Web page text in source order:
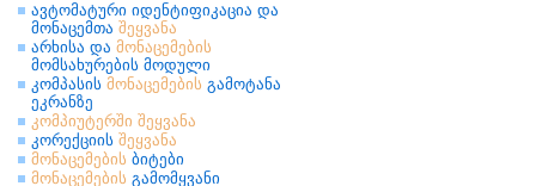
ავტომატური იდენტიფიკაცია და
მონაცემთა შეყვანა
არხისა და მონაცემების
მომსახურების მოდული
კომპასის მონაცემების გამოტანა
ეკრანზე
კომპიუტერში შეყვანა
კორექციის შეყვანა
მონაცემების ბიტები
მონაცემების გამომყვანი